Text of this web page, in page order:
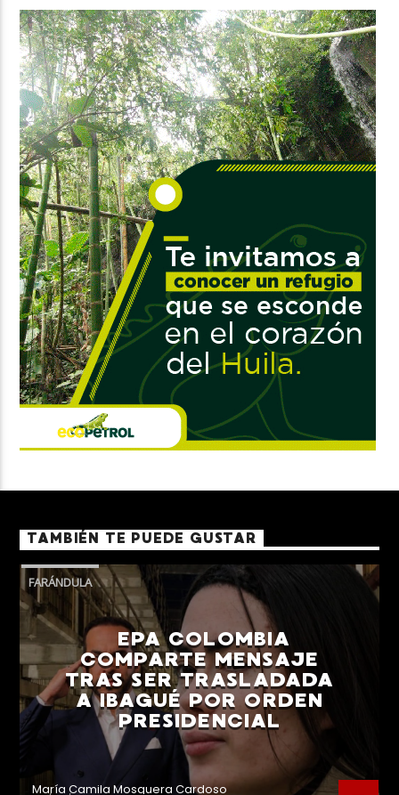
TAMBIÉN TE PUEDE GUSTAR
FARÁNDULA
EPA COLOMBIA
COMPARTE MENSAJE
TRAS SER TRASLADADA
A IBAGUÉ POR ORDEN
PRESIDENCIAL
María Camila Mosquera Cardoso